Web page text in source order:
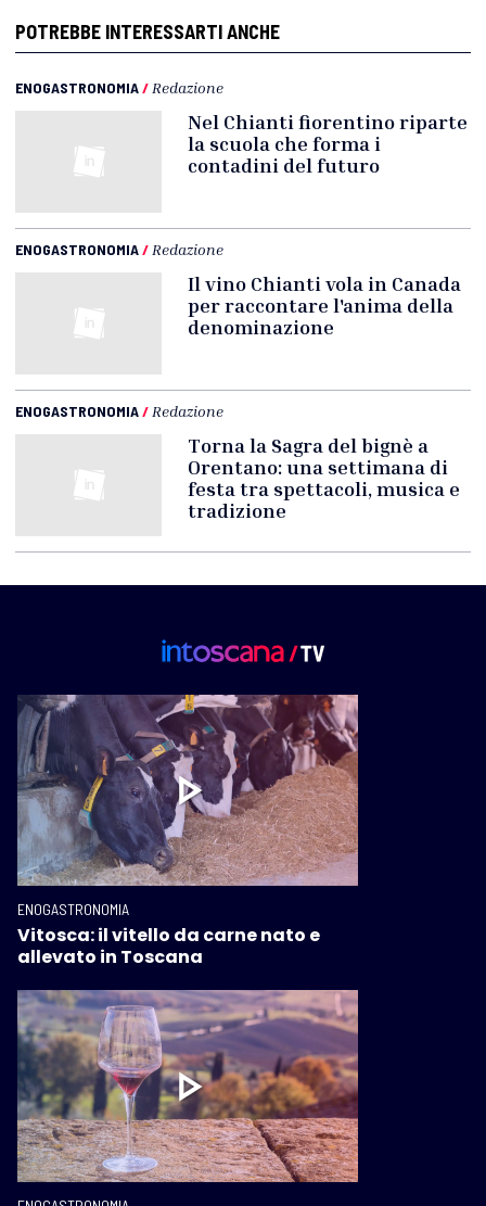
POTREBBE INTERESSARTI ANCHE
ENOGASTRONOMIA/ Redazione
Nel Chianti fiorentino riparte
la scuola che forma i
contadini del futuro
ENOGASTRONOMIA/ Redazione
Il vino Chianti vola in Canada
per raccontare l'anima della
denominazione
ENOGASTRONOMIA/ Redazione
Torna la Sagra del bignè a
Orentano: una settimana di
festa tra spettacoli, musica e
tradizione
ENOGASTRONOMIA
Vitosca: il vitello da carne nato e
allevato in Toscana